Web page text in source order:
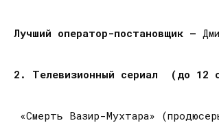
Лучший оператор-постановщик —
2. Телевизионный сериал (до 12
«Смерть Вазир-Мухтара»